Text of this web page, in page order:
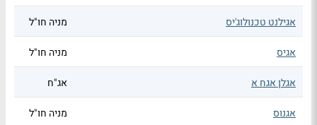
אגילנט טכנולוג'יס מניה חו"ל
אגיס מניה חו"ל
אגלן אגח א אג"ח
אגנוס מניה חו"ל